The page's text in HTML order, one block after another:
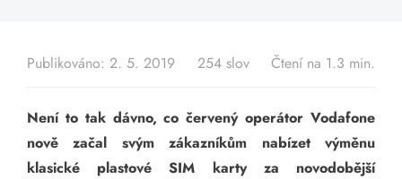
Blog
Kontakt
Publikováno: 2. 5. 2019 254 slov Čtení na 1.3 min.
Není to tak dávno, co červený operátor Vodafone
nově začal svým zákazníkům nabízet výměnu
klasické plastové SIM karty za novodobější